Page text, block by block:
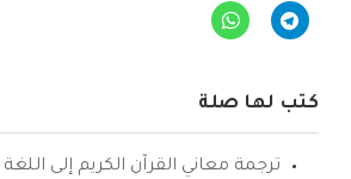
كتب لها صلة
ترجمة معاني القرآن الكريم إلى اللغة